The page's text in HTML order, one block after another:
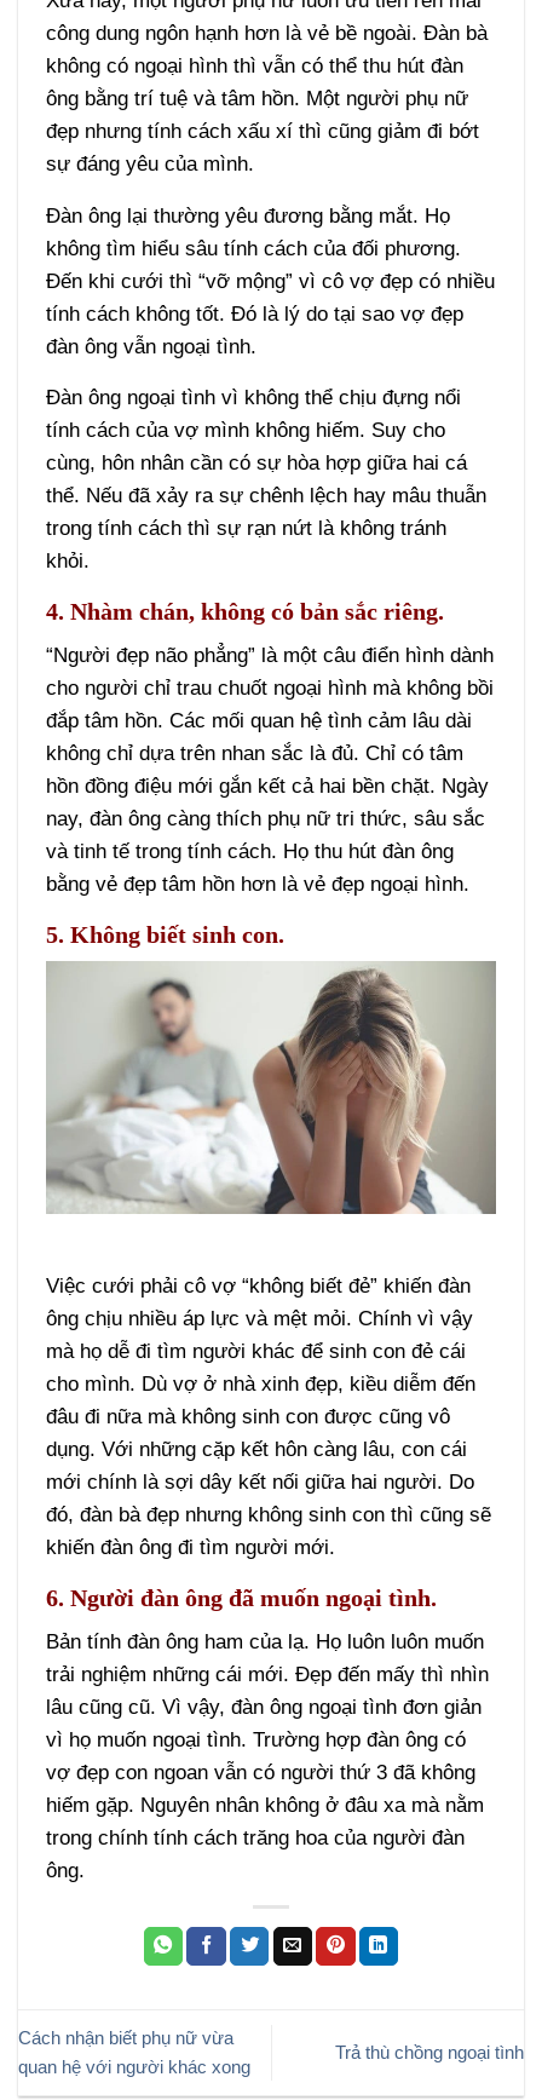
công dung ngôn hạnh hơn là vẻ bề ngoài. Đàn bà
không có ngoại hình thì vẫn có thể thu hút đàn
ông bằng trí tuệ và tâm hồn. Một người phụ nữ
đẹp nhưng tính cách xấu xí thì cũng giảm đi bớt
sự đáng yêu của mình.
Đàn ông lại thường yêu đương bằng mắt. Họ
không tìm hiểu sâu tính cách của đối phương.
Đến khi cưới thì “vỡ mộng” vì cô vợ đẹp có nhiều
tính cách không tốt. Đó là lý do tại sao vợ đẹp
đàn ông vẫn ngoại tình.
Đàn ông ngoại tình vì không thể chịu đựng nổi
tính cách của vợ mình không hiếm. Suy cho
cùng, hôn nhân cần có sự hòa hợp giữa hai cá
thể. Nếu đã xảy ra sự chênh lệch hay mâu thuẫn
trong tính cách thì sự rạn nứt là không tránh
khỏi.
4. Nhàm chán, không có bản sắc riêng.
“Người đẹp não phẳng” là một câu điển hình dành
cho người chỉ trau chuốt ngoại hình mà không bồi
đắp tâm hồn. Các mối quan hệ tình cảm lâu dài
không chỉ dựa trên nhan sắc là đủ. Chỉ có tâm
hồn đồng điệu mới gắn kết cả hai bền chặt. Ngày
nay, đàn ông càng thích phụ nữ tri thức, sâu sắc
và tinh tế trong tính cách. Họ thu hút đàn ông
bằng vẻ đẹp tâm hồn hơn là vẻ đẹp ngoại hình.
5. Không biết sinh con.
Việc cưới phải cô vợ “không biết đẻ” khiến đàn
ông chịu nhiều áp lực và mệt mỏi. Chính vì vậy
mà họ dễ đi tìm người khác để sinh con đẻ cái
cho mình. Dù vợ ở nhà xinh đẹp, kiều diễm đến
đâu đi nữa mà không sinh con được cũng vô
dụng. Với những cặp kết hôn càng lâu, con cái
mới chính là sợi dây kết nối giữa hai người. Do
đó, đàn bà đẹp nhưng không sinh con thì cũng sẽ
khiến đàn ông đi tìm người mới.
6. Người đàn ông đã muốn ngoại tình.
Bản tính đàn ông ham của lạ. Họ luôn luôn muốn
trải nghiệm những cái mới. Đẹp đến mấy thì nhìn
lâu cũng cũ. Vì vậy, đàn ông ngoại tình đơn giản
vì họ muốn ngoại tình. Trường hợp đàn ông có
vợ đẹp con ngoan vẫn có người thứ 3 đã không
hiếm gặp. Nguyên nhân không ở đâu xa mà nằm
trong chính tính cách trăng hoa của người đàn
ông.
Cách nhận biết phụ nữ vừa
quan hệ với người khác xong
Trả thù chồng ngoại tình